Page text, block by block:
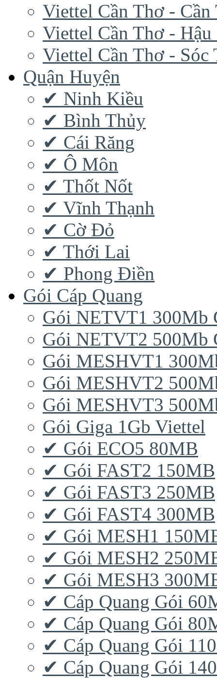
Viettel Cần Thơ - Cần
Viettel Cần Thơ - Hậu
Viettel Cần Thơ - Sóc
Quận Huyện
✔ Ninh Kiều
✔ Bình Thủy
✔ Cái Răng
✔ Ô Môn
✔ Thốt Nốt
✔ Vĩnh Thạnh
✔ Cờ Đỏ
✔ Thới Lai
✔ Phong Điền
Gói Cáp Quang
Gói NETVT1 300Mb
Gói NETVT2 500Mb
Gói MESHVT1
Gói MESHVT2
Gói MESHVT3
Gói Giga 1Gb Viettel
✔ Gói ECO5 80MB
✔ Gói FAST2 150MB
✔ Gói FAST3 250MB
✔ Gói FAST4 300MB
✔ Gói MESH1
✔ Gói MESH2
✔ Gói MESH3
✔ Cáp Quang Gói
✔ Cáp Quang Gói
✔ Cáp Quang Gói
✔ Cáp Quang Gói